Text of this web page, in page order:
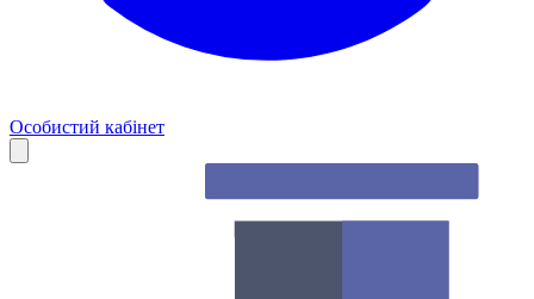
Особистий кабінет